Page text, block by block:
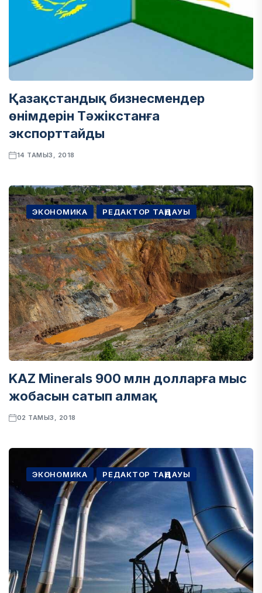
Қазақстандық бизнесмендер
өнімдерін Тәжікстанға
экспорттайды
14 ТАМЫЗ, 2018
ЭКОНОМИКА РЕДАКТОР ТАҢДАУЫ
KAZ Minerals 900 млн долларға мыс
жобасын сатып алмақ
02 ТАМЫЗ, 2018
ЭКОНОМИКА РЕДАКТОР ТАҢДАУЫ